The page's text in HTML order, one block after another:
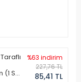
Set
%63 indirim
227,76 TL
85,41 TL